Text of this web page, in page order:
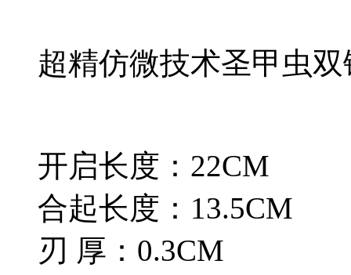
超精仿微技术圣甲虫
开启长度：22CM
合起长度：13.5CM
刃 厚：0.3CM